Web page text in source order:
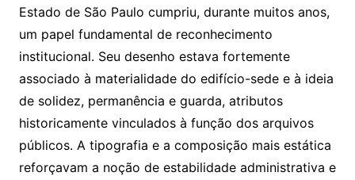
Estado de São Paulo cumpriu, durante muitos anos,
um papel fundamental de reconhecimento
institucional. Seu desenho estava fortemente
associado à materialidade do edifício-sede e à ideia
de solidez, permanência e guarda, atributos
historicamente vinculados à função dos arquivos
públicos. A tipografia e a composição mais estática
reforçavam a noção de estabilidade administrativa e